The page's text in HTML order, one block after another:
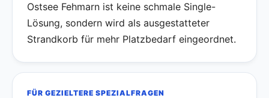
Ostsee Fehmarn ist keine schmale Single-
Lösung, sondern wird als ausgestatteter
Strandkorb für mehr Platzbedarf eingeordnet.
FÜR GEZIELTERE SPEZIALFRAGEN